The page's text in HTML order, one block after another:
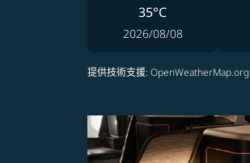
35°C
2026/08/08
提供技術支援: OpenWeatherMap.org